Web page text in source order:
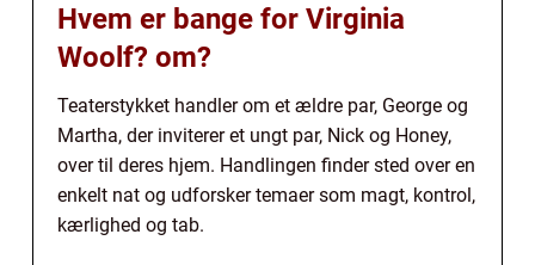
Hvem er bange for Virginia
Woolf? om?
Teaterstykket handler om et ældre par, George og
Martha, der inviterer et ungt par, Nick og Honey,
over til deres hjem. Handlingen finder sted over en
enkelt nat og udforsker temaer som magt, kontrol,
kærlighed og tab.